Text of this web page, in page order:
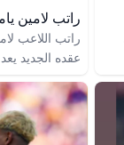
راتب اللاعب
عقده الجديد